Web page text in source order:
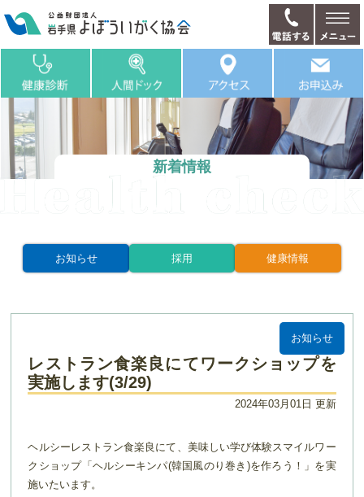
新着情報
お知らせ 採用 健康情報
お知らせ
レストラン食楽良にてワークショップを
実施します(3/29)
2024年03月01日 更新
ヘルシーレストラン食楽良にて、美味しい学び体験スマイルワー
クショップ「ヘルシーキンパ(韓国風のり巻き)を作ろう！」を実
施いたいます。